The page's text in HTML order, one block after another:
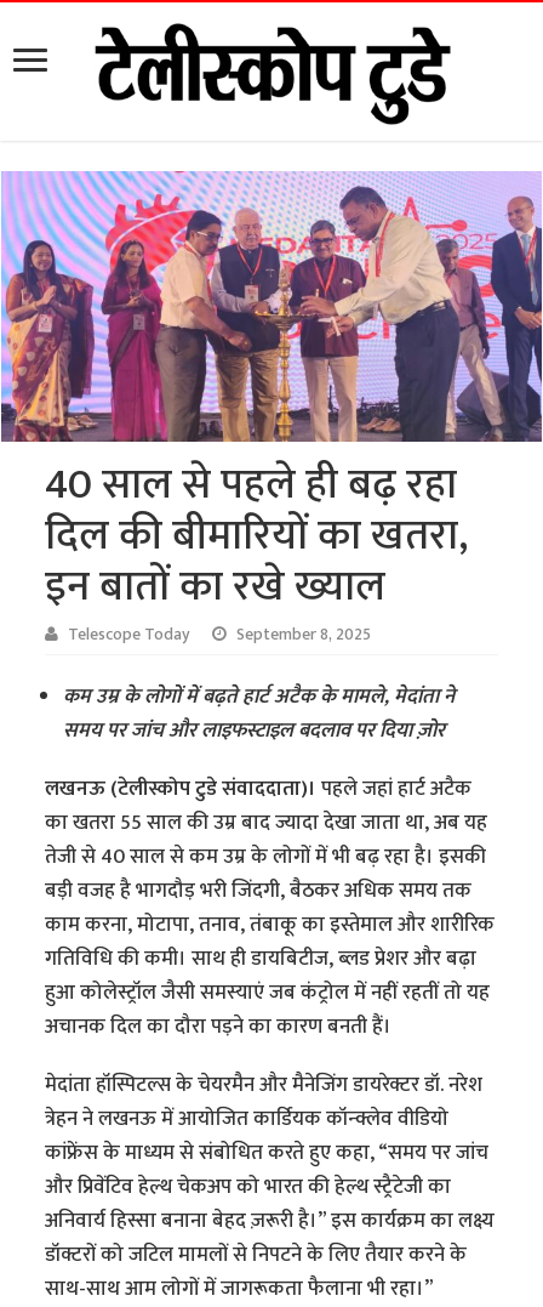
40 साल से पहले ही बढ़ रहा
दिल की बीमारियों का खतरा,
इन बातों का रखे ख्याल
Telescope Today September 8, 2025
कम उम्र के लोगों में बढ़ते हार्ट अटैक के मामले, मेदांता ने
समय पर जांच और लाइफस्टाइल बदलाव पर दिया ज़ोर
लखनऊ (टेलीस्कोप टुडे संवाददाता)।पहले जहां हार्ट अटैक
का खतरा 55 साल की उम्र बाद ज्यादा देखा जाता था, अब यह
तेजी से 40 साल से कम उम्र के लोगों में भी बढ़ रहा है। इसकी
बड़ी वजह है भागदौड़ भरी जिंदगी, बैठकर अधिक समय तक
काम करना, मोटापा, तनाव, तंबाकू का इस्तेमाल और शारीरिक
गतिविधि की कमी। साथ ही डायबिटीज, ब्लड प्रेशर और बढ़ा
हुआ कोलेस्ट्रॉल जैसी समस्याएं जब कंट्रोल में नहीं रहतीं तो यह
अचानक दिल का दौरा पड़ने का कारण बनती हैं।
मेदांता हॉस्पिटल्स के चेयरमैन और मैनेजिंग डायरेक्टर डॉ. नरेश
त्रेहन ने लखनऊ में आयोजित कार्डियक कॉन्क्लेव वीडियो
कांफ्रेंस के माध्यम से संबोधित करते हुए कहा, “समय पर जांच
और प्रिवेंटिव हेल्थ चेकअप को भारत की हेल्थ स्ट्रैटेजी का
अनिवार्य हिस्सा बनाना बेहद ज़रूरी है।” इस कार्यक्रम का लक्ष्य
डॉक्टरों को जटिल मामलों से निपटने के लिए तैयार करने के
साथ-साथ आम लोगों में जागरूकता फैलाना भी रहा।”